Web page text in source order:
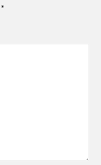
*